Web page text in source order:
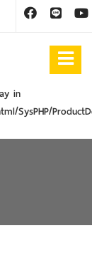
in
SysPHP/